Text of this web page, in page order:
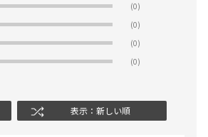
(0)
(0)
(0)
(0)
表示：新しい順